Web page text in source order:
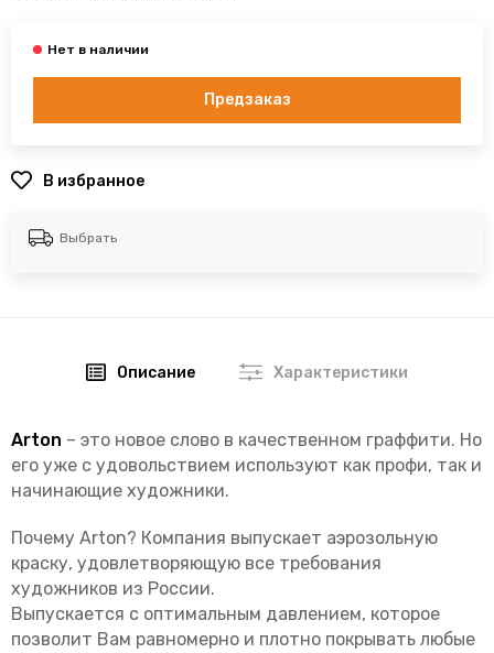
Предзаказ
В избранное
Выбрать
Описание Характеристики
Arton – это новое слово в качественном граффити. Но
его уже с удовольствием используют как профи, так и
начинающие художники.
Почему Arton? Компания выпускает аэрозольную
краску, удовлетворяющую все требования
художников из России.
Выпускается с оптимальным давлением, которое
позволит Вам равномерно и плотно покрывать любые